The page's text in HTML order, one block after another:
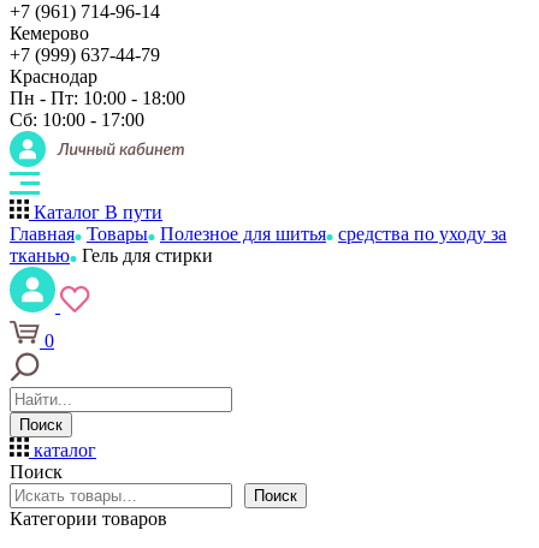
+7 (961) 714-96-14
Кемерово
+7 (999) 637-44-79
Краснодар
Пн - Пт: 10:00 - 18:00
Сб: 10:00 - 17:00
Каталог В пути
Главная Товары Полезное для шитья средства по уходу за
тканью Гель для стирки
0
Поиск
каталог
Поиск
Поиск
Категории товаров